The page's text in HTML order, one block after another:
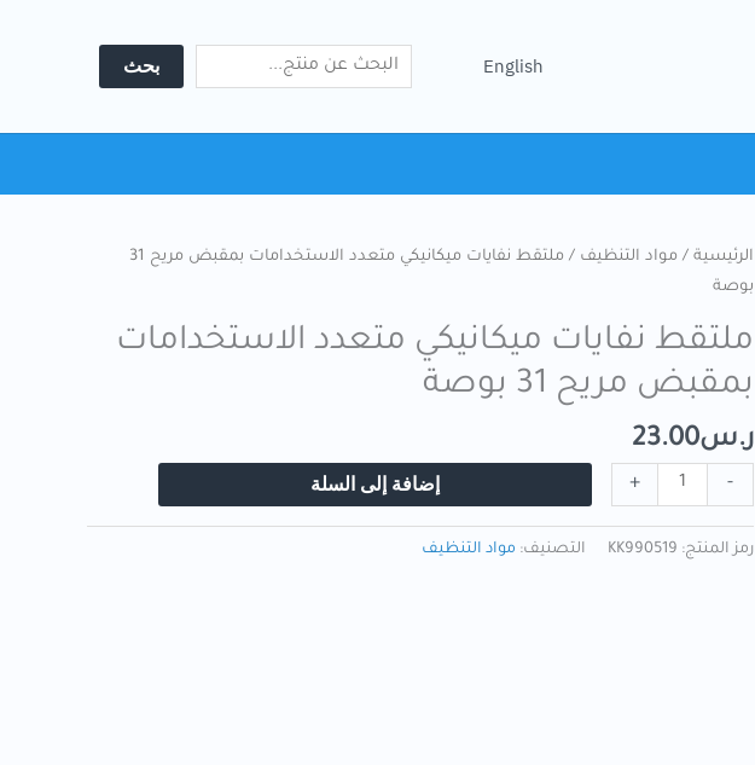
English بحث
الرئيسية / مواد التنظيف
/ ملتقط نفايات ميكانيكي متعدد الاستخدامات بمقبض مريح 31
بوصة
ملتقط نفايات ميكانيكي متعدد الاستخدامات
بمقبض مريح 31 بوصة
ر.س23.00
-
+ إضافة إلى السلة
رمز المنتج: KK990519 التصنيف: مواد التنظيف
متعدد
مريح
بوصة